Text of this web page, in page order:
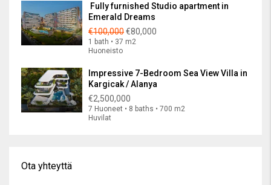
Fully furnished Studio apartment in
Emerald Dreams
€100,000€80,000
1 bath • 37 m2
Huoneisto
Impressive 7-Bedroom Sea View Villa in
Kargicak / Alanya
€2,500,000
7 Huoneet • 8 baths • 700 m2
Huvilat
Ota yhteyttä